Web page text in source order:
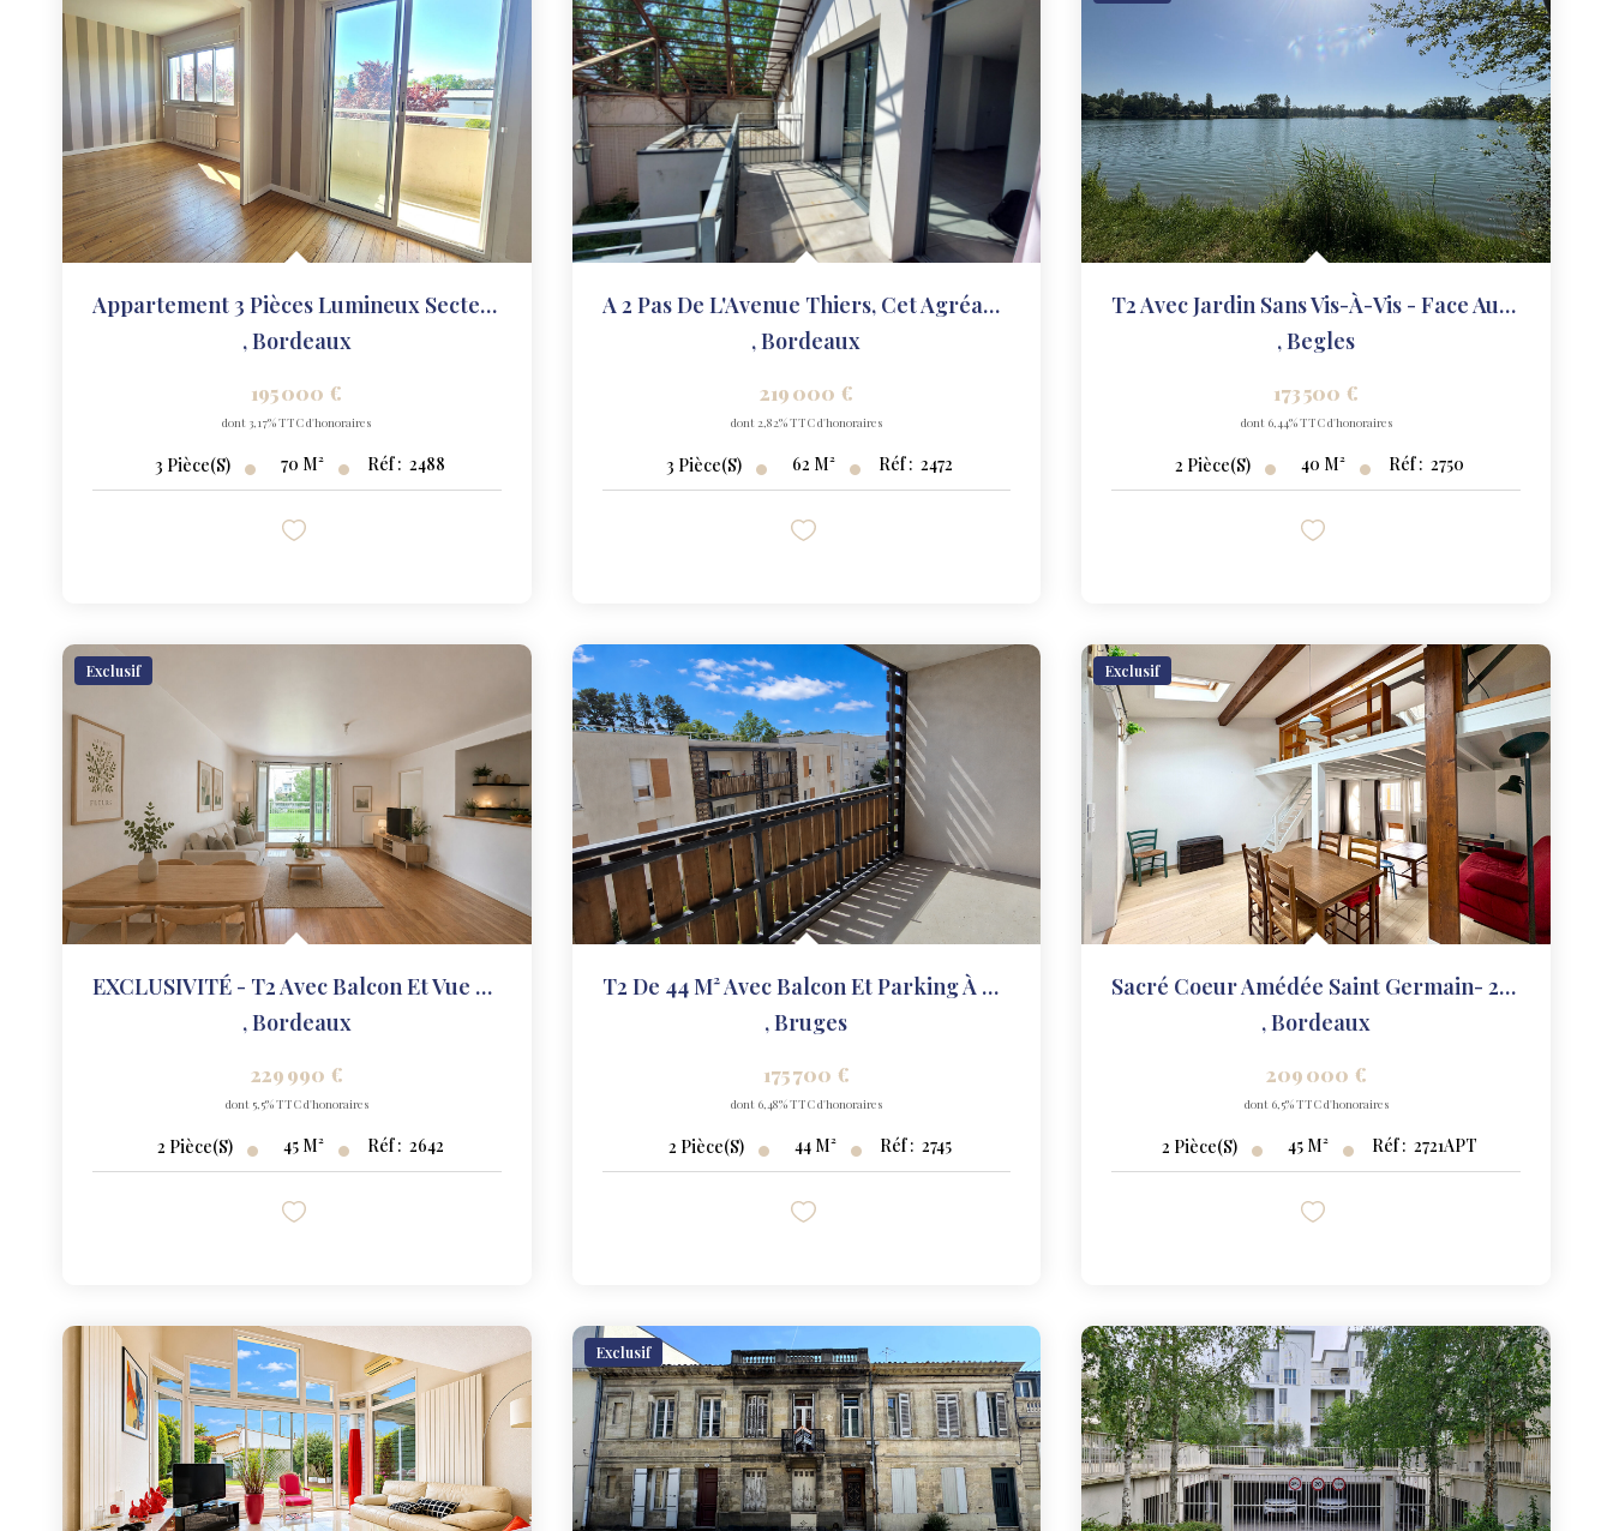
Appartement 3 Pièces Lumineux Secteur Capeyron
,Bordeaux
195 000 €
dont 3,17% TTC d'honoraires
3 Pièce(s) 70 M² Réf : 2488
A 2 Pas De L'Avenue Thiers, Cet Agréable T3 Avec Terrasse,...
,Bordeaux
219 000 €
dont 2,82% TTC d'honoraires
3 Pièce(s) 62 M² Réf : 2472
T2 Avec Jardin Sans Vis-À-Vis - Face Au Lac De Bègles
,Begles
173 500 €
dont 6,44% TTC d'honoraires
2 Pièce(s) 40 M² Réf : 2750
Exclusif
EXCLUSIVITÉ - T2 Avec Balcon Et Vue Garonne
,Bordeaux
229 990 €
dont 5,5% TTC d'honoraires
2 Pièce(s) 45 M² Réf : 2642
T2 De 44 M² Avec Balcon Et Parking À Bruges
,Bruges
175 700 €
dont 6,48% TTC d'honoraires
2 Pièce(s) 44 M² Réf : 2745
Exclusif
Sacré Coeur Amédée Saint Germain- 2 Pièces 45 M2 (55m² Au...
,Bordeaux
209 000 €
dont 6,5% TTC d'honoraires
2 Pièce(s) 45 M² Réf : 2721APT
Exclusif